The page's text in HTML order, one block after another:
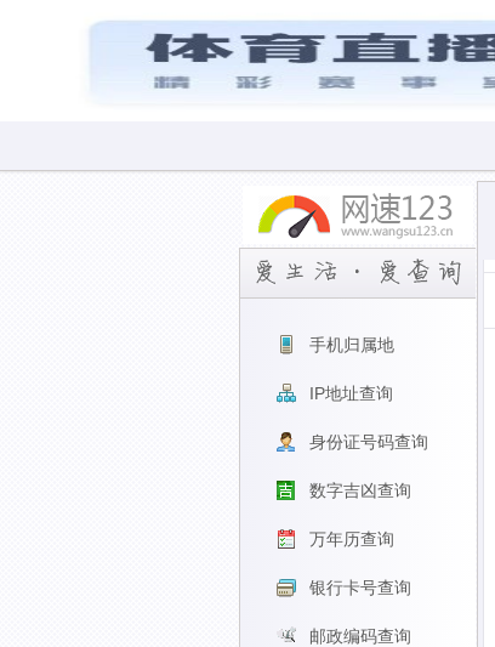
手机归属地
IP地址查询
身份证号码查询
数字吉凶查询
万年历查询
银行卡号查询
邮政编码查询